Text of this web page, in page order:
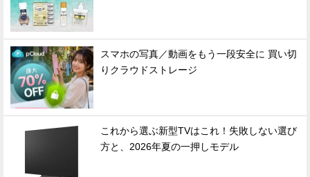
スマホの写真／動画をもう一段安全に 買い切
りクラウドストレージ
これから選ぶ新型TVはこれ！失敗しない選び
方と、2026年夏の一押しモデル